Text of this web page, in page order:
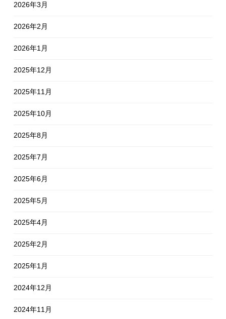
2026年3月
2026年2月
2026年1月
2025年12月
2025年11月
2025年10月
2025年8月
2025年7月
2025年6月
2025年5月
2025年4月
2025年2月
2025年1月
2024年12月
2024年11月